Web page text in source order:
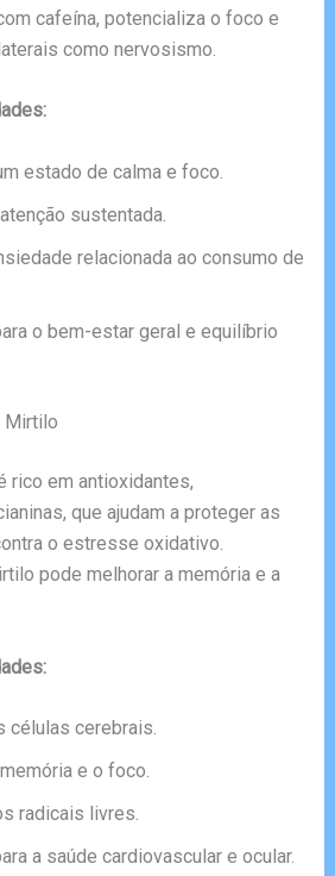
cafeína, potencializa o foco e
como nervosismo.
estado de calma e foco.
sustentada.
relacionada ao consumo de
o bem-estar geral e equilíbrio
Mirtilo
rico em antioxidantes,
que ajudam a proteger as
o estresse oxidativo.
pode melhorar a memória e a
células cerebrais.
e o foco.
radicais livres.
a saúde cardiovascular e ocular.